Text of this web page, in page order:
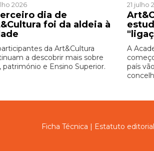
2026
dia de
foi da aldeia à
da Art&Cultura
a descobrir mais sobre
património e Ensino Superior.
21 julho
A
país
Ficha Técnica | Estatuto editorial